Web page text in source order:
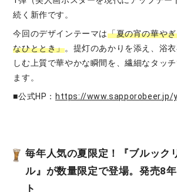
続く新作です。
今回のデザインテーマは「夏の宵の華や
なひととき」。提灯のあかりを添え、浴
しむ上質で華やかな瞬間を、繊細なタッ
ます。
■公式HP： https://www.sapporobeer.jp/
毎年人気の夏限定！『ブルック
ル』が数量限定で登場。発売8
ト